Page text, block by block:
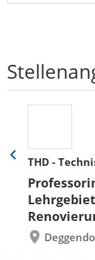
THD -
Eine
zurück